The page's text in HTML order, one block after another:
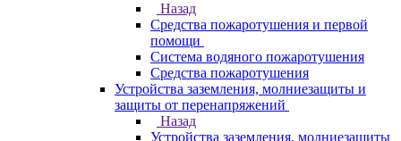
Назад
Средства пожаротушения и первой
помощи
Система водяного пожаротушения
Средства пожаротушения
Устройства заземления, молниезащиты и
защиты от перенапряжений
Назад
Устройства заземления, молниезащиты